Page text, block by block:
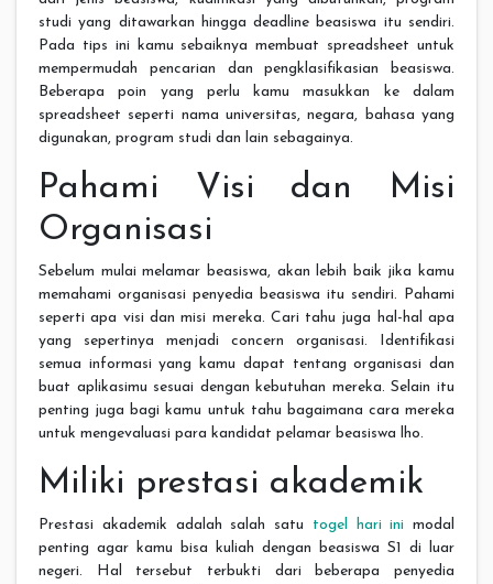
studi yang ditawarkan hingga deadline beasiswa itu sendiri.
Pada tips ini kamu sebaiknya membuat spreadsheet untuk
mempermudah pencarian dan pengklasifikasian beasiswa.
Beberapa poin yang perlu kamu masukkan ke dalam
spreadsheet seperti nama universitas, negara, bahasa yang
digunakan, program studi dan lain sebagainya.
Pahami Visi dan Misi
Organisasi
Sebelum mulai melamar beasiswa, akan lebih baik jika kamu
memahami organisasi penyedia beasiswa itu sendiri. Pahami
seperti apa visi dan misi mereka. Cari tahu juga hal-hal apa
yang sepertinya menjadi concern organisasi. Identifikasi
semua informasi yang kamu dapat tentang organisasi dan
buat aplikasimu sesuai dengan kebutuhan mereka. Selain itu
penting juga bagi kamu untuk tahu bagaimana cara mereka
untuk mengevaluasi para kandidat pelamar beasiswa lho.
Miliki prestasi akademik
Prestasi akademik adalah salah satu togel hari ini modal
penting agar kamu bisa kuliah dengan beasiswa S1 di luar
negeri. Hal tersebut terbukti dari beberapa penyedia